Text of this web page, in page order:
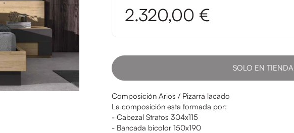
2.320,00 €
SOLO EN TIENDA
Composición Arios / Pizarra lacado
La composición esta formada por:
- Cabezal Stratos 304x115
- Bancada bicolor 150x190